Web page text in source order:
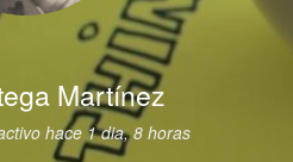
Martínez
hace 1 dia, 8 horas